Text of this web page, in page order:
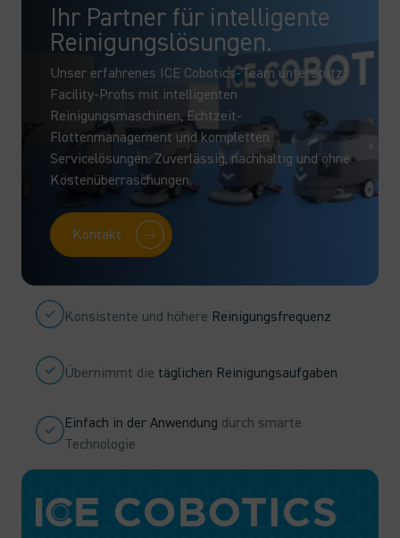
Ihr Partner für intelligente
Reinigungslösungen.
Unser erfahrenes ICE Cobotics-Team unterstützt
Facility-Profis mit intelligenten
Reinigungsmaschinen, Echtzeit-
Flottenmanagement und kompletten
Servicelösungen. Zuverlässig, nachhaltig und ohne
Kostenüberraschungen.
Kontakt
Konsistente und höhere Reinigungsfrequenz
Übernimmt die täglichen Reinigungsaufgaben
Einfach in der Anwendung durch smarte
Technologie